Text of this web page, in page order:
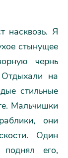
насквозь. Я
стынущее
чернь
на
стильные
Мальчишки
они
Один
его,